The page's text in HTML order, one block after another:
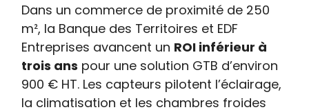
Dans un commerce de proximité de 250
m², la Banque des Territoires et EDF
Entreprises avancent un ROI inférieur à
trois ans pour une solution GTB d’environ
900 € HT. Les capteurs pilotent l’éclairage,
la climatisation et les chambres froides